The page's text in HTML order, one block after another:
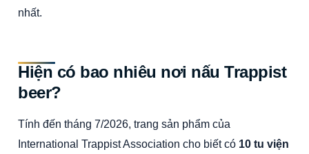
nhất.
Hiện có bao nhiêu nơi nấu Trappist
beer?
Tính đến tháng 7/2026, trang sản phẩm của
International Trappist Association cho biết có 10 tu viện